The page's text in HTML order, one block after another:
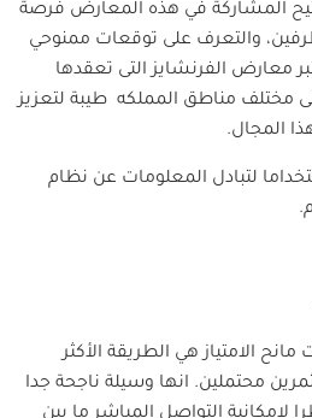
المشاركة في هذه المعارض فرصة
والتعرف على توقعات ممنوحي
معارض الفرنشايز التى تعقدها
مختلف مناطق المملكه طيبة لتعزيز
المجال.
لتبادل المعلومات عن نظام
الامتياز هي الطريقة الأكثر
محتملين. انها وسيلة ناجحة جدا